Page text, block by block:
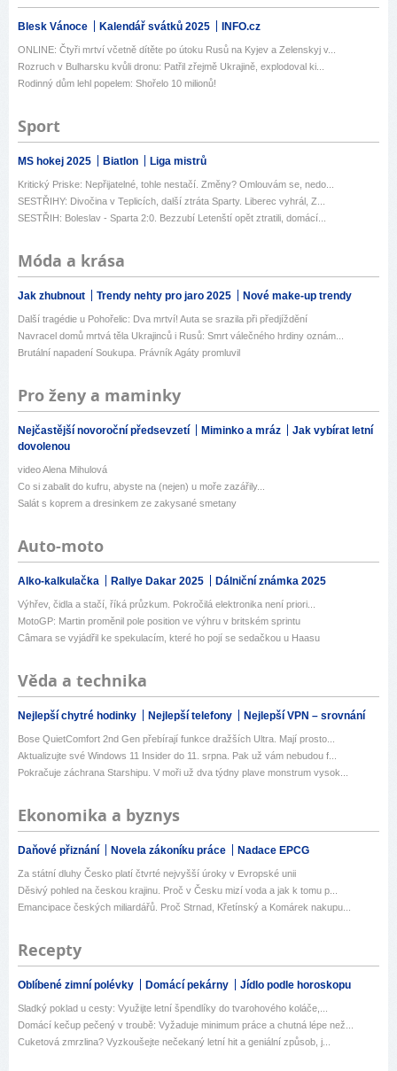
Blesk Vánoce Kalendář svátků 2025 INFO.cz
ONLINE: Čtyři mrtví včetně dítěte po útoku Rusů na Kyjev a Zelenskyj v...
Rozruch v Bulharsku kvůli dronu: Patřil zřejmě Ukrajině, explodoval ki...
Rodinný dům lehl popelem: Shořelo 10 milionů!
Sport
MS hokej 2025 Biatlon Liga mistrů
Kritický Priske: Nepřijatelné, tohle nestačí. Změny? Omlouvám se, nedo...
SESTŘIHY: Divočina v Teplicích, další ztráta Sparty. Liberec vyhrál, Z...
SESTŘIH: Boleslav - Sparta 2:0. Bezzubí Letenští opět ztratili, domácí...
Móda a krása
Jak zhubnout Trendy nehty pro jaro 2025 Nové make-up trendy
Další tragédie u Pohořelic: Dva mrtví! Auta se srazila při předjíždění
Navracel domů mrtvá těla Ukrajinců i Rusů: Smrt válečného hrdiny oznám...
Brutální napadení Soukupa. Právník Agáty promluvil
Pro ženy a maminky
Nejčastější novoroční předsevzetí Miminko a mráz
Jak vybírat letní
dovolenou
video Alena Mihulová
Co si zabalit do kufru, abyste na (nejen) u moře zazářily...
Salát s koprem a dresinkem ze zakysané smetany
Auto-moto
Alko-kalkulačka Rallye Dakar 2025 Dálniční známka 2025
Výhřev, čidla a stačí, říká průzkum. Pokročilá elektronika není priori...
MotoGP: Martin proměnil pole position ve výhru v britském sprintu
Câmara se vyjádřil ke spekulacím, které ho pojí se sedačkou u Haasu
Věda a technika
Nejlepší chytré hodinky Nejlepší telefony Nejlepší VPN – srovnání
Bose QuietComfort 2nd Gen přebírají funkce dražších Ultra. Mají prosto...
Aktualizujte své Windows 11 Insider do 11. srpna. Pak už vám nebudou f...
Pokračuje záchrana Starshipu. V moři už dva týdny plave monstrum vysok...
Ekonomika a byznys
Daňové přiznání Novela zákoníku práce Nadace EPCG
Za státní dluhy Česko platí čtvrté nejvyšší úroky v Evropské unii
Děsivý pohled na českou krajinu. Proč v Česku mizí voda a jak k tomu p...
Emancipace českých miliardářů. Proč Strnad, Křetínský a Komárek nakupu...
Recepty
Oblíbené zimní polévky Domácí pekárny Jídlo podle horoskopu
Sladký poklad u cesty: Využijte letní špendlíky do tvarohového koláče,...
Domácí kečup pečený v troubě: Vyžaduje minimum práce a chutná lépe než...
Cuketová zmrzlina? Vyzkoušejte nečekaný letní hit a geniální způsob, j...